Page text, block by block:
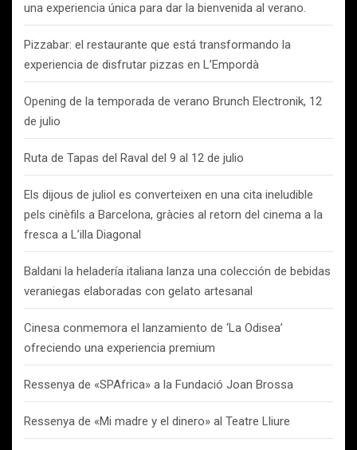
una experiencia única para dar la bienvenida al verano.
Pizzabar: el restaurante que está transformando la
experiencia de disfrutar pizzas en L’Empordà
Opening de la temporada de verano Brunch Electronik, 12
de julio
Ruta de Tapas del Raval del 9 al 12 de julio
Els dijous de juliol es converteixen en una cita ineludible
pels cinèfils a Barcelona, gràcies al retorn del cinema a la
fresca a L’illa Diagonal
Baldani la heladería italiana lanza una colección de bebidas
veraniegas elaboradas con gelato artesanal
Cinesa conmemora el lanzamiento de ‘La Odisea’
ofreciendo una experiencia premium
Ressenya de «SPAfrica» a la Fundació Joan Brossa
Ressenya de «Mi madre y el dinero» al Teatre Lliure